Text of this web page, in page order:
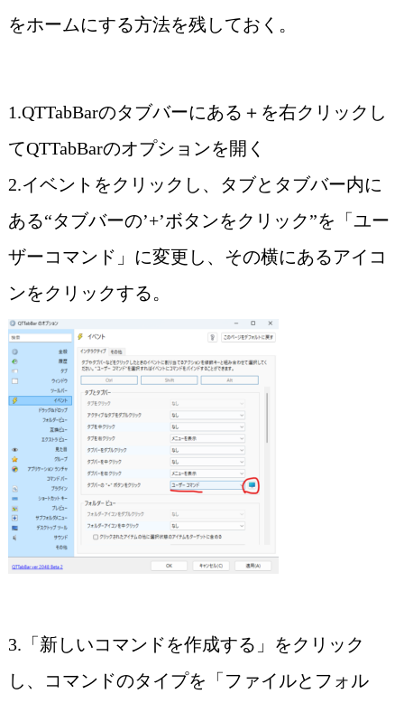
をホームにする方法を残しておく。
1.QTTabBarのタブバーにある＋を右クリックし
てQTTabBarのオプションを開く
2.イベントをクリックし、タブとタブバー内に
ある“タブバーの’+’ボタンをクリック”を「ユー
ザーコマンド」に変更し、その横にあるアイコ
ンをクリックする。
3.「新しいコマンドを作成する」をクリック
し、コマンドのタイプを「ファイルとフォル